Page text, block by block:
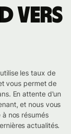
vers
les taux de
vous permet de
En attente d'un
et nous vous
nos résumés
actualités.